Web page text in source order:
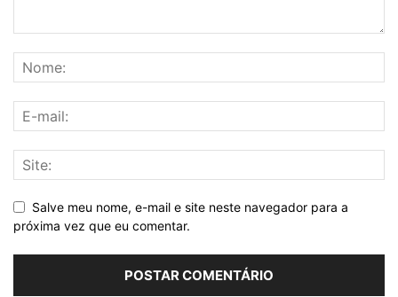
Salve meu nome, e-mail e site neste navegador para a
próxima vez que eu comentar.